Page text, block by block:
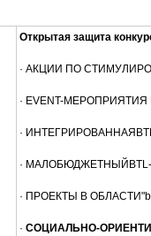
Открытая защита
· АКЦИИ ПО
· EVENT-
·
·
· ПРОЕКТЫ В
· СОЦИАЛЬНО-